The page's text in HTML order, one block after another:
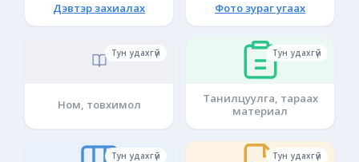
Дэвтэр захиалах Фото зураг угаах
Тун удахгүй
Ном, товхимол
Тун удахгүй
Танилцуулга, тараах
материал
Тун удахгүй Тун удахгүй